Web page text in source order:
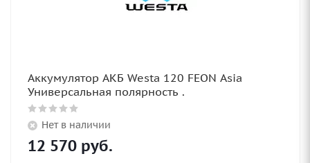
Аккумулятор АКБ Westa 120 FEON Asia
Универсальная полярность .
Нет в наличии
12 570 руб.